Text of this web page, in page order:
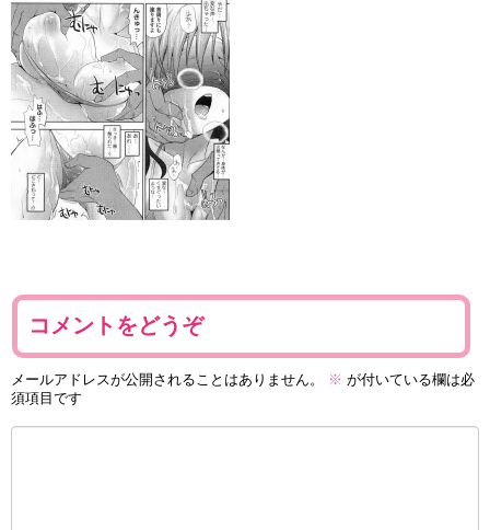
コメントをどうぞ
メールアドレスが公開されることはありません。 ※ が付いている欄は必
須項目です